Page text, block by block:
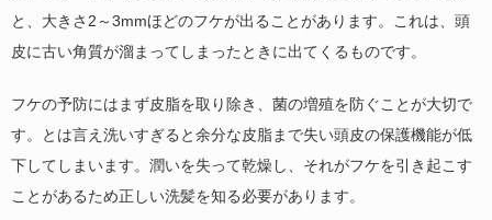
と、大きさ2～3mmほどのフケが出ることがあります。これは、頭
皮に古い角質が溜まってしまったときに出てくるものです。
フケの予防にはまず皮脂を取り除き、菌の増殖を防ぐことが大切で
す。とは言え洗いすぎると余分な皮脂まで失い頭皮の保護機能が低
下してしまいます。潤いを失って乾燥し、それがフケを引き起こす
ことがあるため正しい洗髪を知る必要があります。